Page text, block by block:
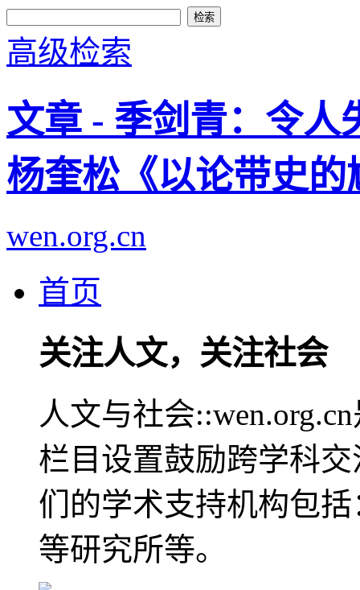
高级检索
文章 - 季剑青：令
杨奎松《以论带史的
wen.org.cn
首页
关注人文，关注社会
人文与社会
栏目设置鼓励跨学科
们的学术支持机构包
等研究所等。